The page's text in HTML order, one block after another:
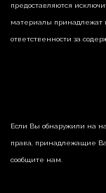
предоставляются
материалы принадлежат
ответственности за
Если Вы обнаружили на
права, принадлежащие
сообщите нам.